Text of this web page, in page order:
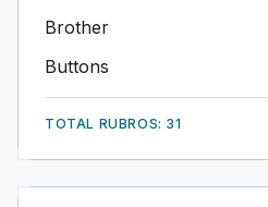
Brother
Buttons
TOTAL RUBROS: 31